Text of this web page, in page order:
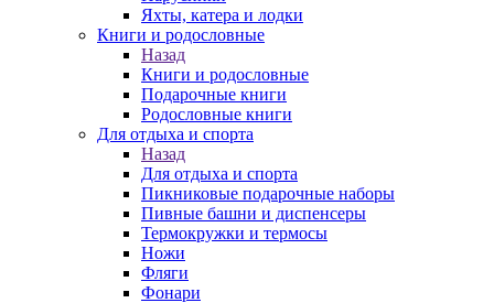
Яхты, катера и лодки
Книги и родословные
Назад
Книги и родословные
Подарочные книги
Родословные книги
Для отдыха и спорта
Назад
Для отдыха и спорта
Пикниковые подарочные наборы
Пивные башни и диспенсеры
Термокружки и термосы
Ножи
Фляги
Фонари